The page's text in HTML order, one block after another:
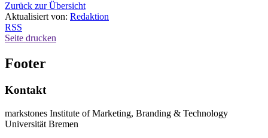
Zurück zur Übersicht
Aktualisiert von: Redaktion
RSS
Seite drucken
Footer
Kontakt
markstones Institute of Marketing, Branding & Technology
Universität Bremen